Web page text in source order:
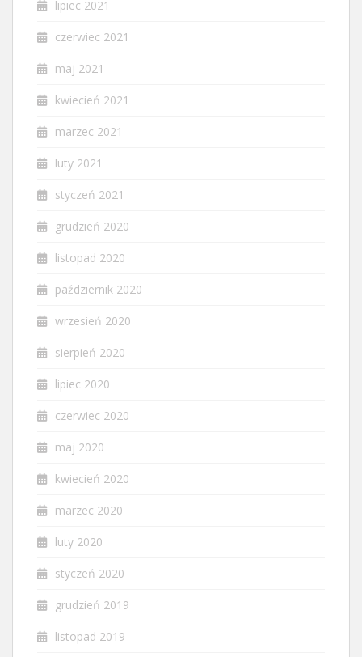
lipiec 2021
czerwiec 2021
maj 2021
kwiecień 2021
marzec 2021
luty 2021
styczeń 2021
grudzień 2020
listopad 2020
październik 2020
wrzesień 2020
sierpień 2020
lipiec 2020
czerwiec 2020
maj 2020
kwiecień 2020
marzec 2020
luty 2020
styczeń 2020
grudzień 2019
listopad 2019